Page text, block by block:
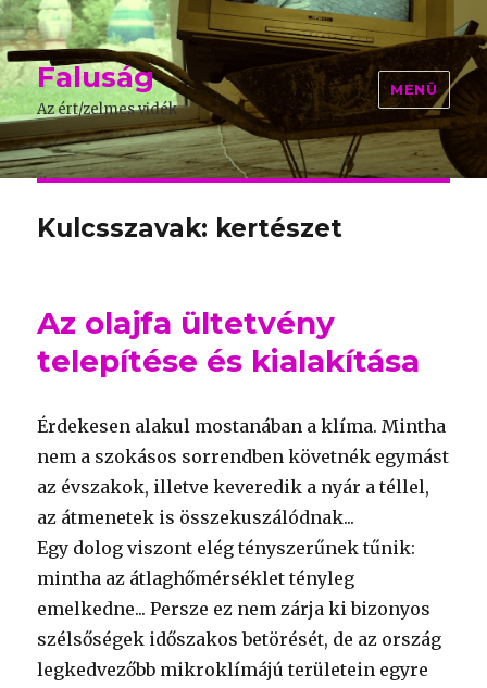
Faluság
Az ért/zelmes vidék
MENÜ
Kulcsszavak: kertészet
Az olajfa ültetvény
telepítése és kialakítása
Érdekesen alakul mostanában a klíma. Mintha
nem a szokásos sorrendben követnék egymást
az évszakok, illetve keveredik a nyár a téllel,
az átmenetek is összekuszálódnak...
Egy dolog viszont elég tényszerűnek tűnik:
mintha az átlaghőmérséklet tényleg
emelkedne... Persze ez nem zárja ki bizonyos
szélsőségek időszakos betörését, de az ország
legkedvezőbb mikroklímájú területein egyre